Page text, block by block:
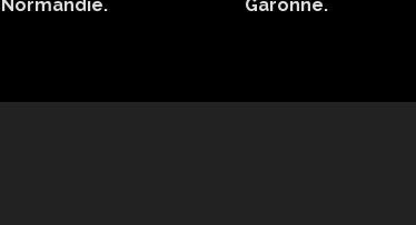
Normandie.
Garonne.